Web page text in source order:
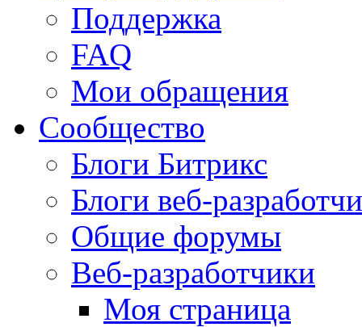
Поддержка
FAQ
Мои обращения
Сообщество
Блоги Битрикс
Блоги веб-
Общие форумы
Веб-разработчики
Моя страница